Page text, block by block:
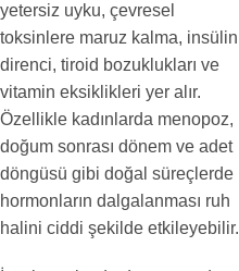
yetersiz uyku, çevresel
toksinlere maruz kalma, insülin
direnci, tiroid bozuklukları ve
vitamin eksiklikleri yer alır.
Özellikle kadınlarda menopoz,
doğum sonrası dönem ve adet
döngüsü gibi doğal süreçlerde
hormonların dalgalanması ruh
halini ciddi şekilde etkileyebilir.